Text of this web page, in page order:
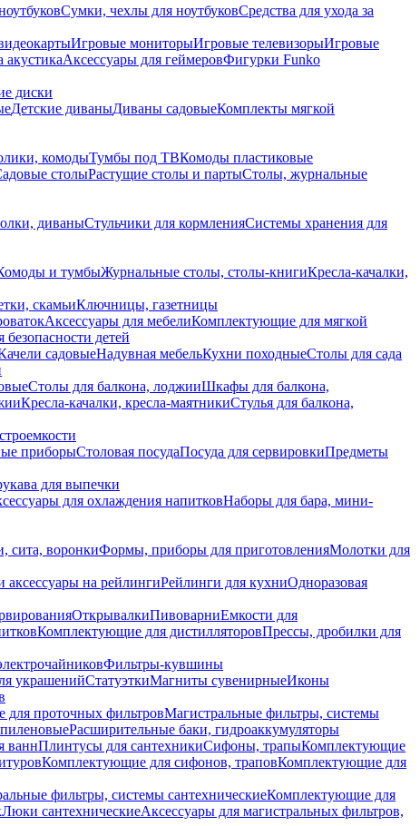
Сумки, чехлы для ноутбуковСредства для ухода за
Игровые мониторыИгровые телевизорыИгровые
акустикаАксессуары для геймеровФигурки Funko
диски
Детские диваныДиваны садовыеКомплекты мягкой
комодыТумбы под ТВКомоды пластиковые
столыРастущие столы и партыСтолы, журнальные
диваныСтульчики для кормленияСистемы хранения для
и тумбыЖурнальные столы, столы-книгиКресла-качалки,
скамьиКлючницы, газетницы
Аксессуары для мебелиКомплектующие для мягкой
безопасности детей
садовыеНадувная мебельКухни походныеСтолы для сада
Столы для балкона, лоджииШкафы для балкона,
Кресла-качалки, кресла-маятникиСтулья для балкона,
приборыСтоловая посудаПосуда для сервировкиПредметы
для выпечки
для охлаждения напитковНаборы для бара, мини-
сита, воронкиФормы, приборы для приготовленияМолотки для
аксессуары на рейлингиРейлинги для кухниОдноразовая
ОткрывалкиПивоварниЕмкости для
Комплектующие для дистилляторовПрессы, дробилки для
Фильтры-кувшины
украшенийСтатуэткиМагниты сувенирныеИконы
проточных фильтровМагистральные фильтры, системы
Расширительные баки, гидроаккумуляторы
ваннПлинтусы для сантехникиСифоны, трапыКомплектующие
Комплектующие для сифонов, траповКомплектующие для
фильтры, системы сантехническиеКомплектующие для
Люки сантехническиеАксессуары для магистральных фильтров,